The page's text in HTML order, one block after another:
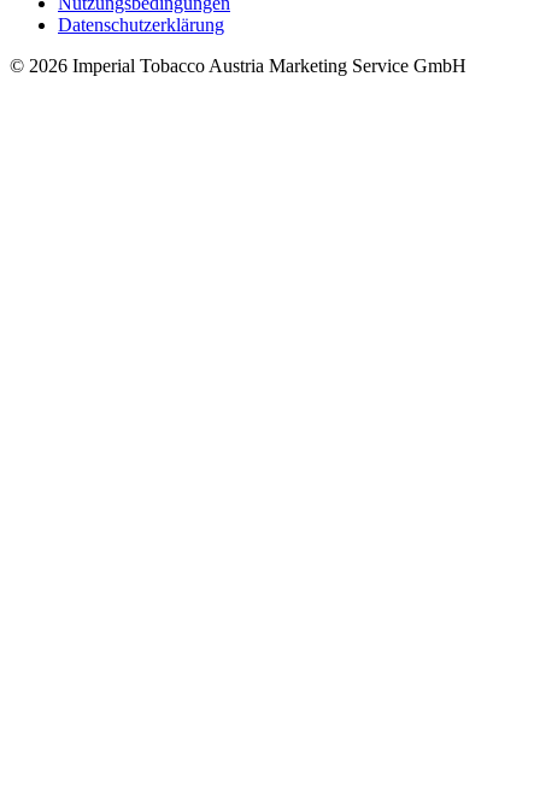
Datenschutzerklärung
© 2026 Imperial Tobacco Austria Marketing Service GmbH